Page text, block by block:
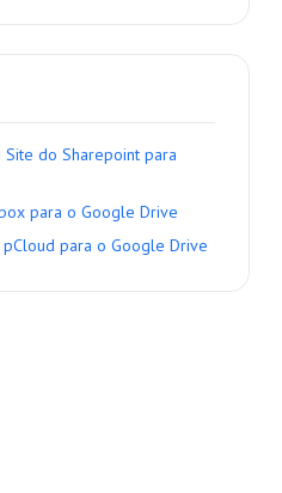
do Sharepoint para
para o Google Drive
para o Google Drive